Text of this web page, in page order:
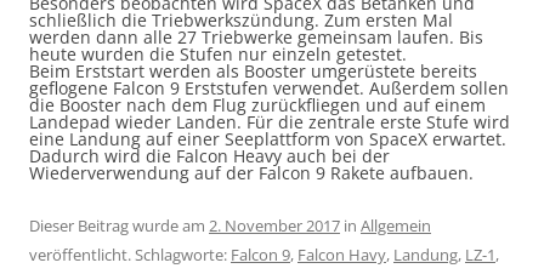
schließlich die Triebwerkszündung. Zum ersten Mal
werden dann alle 27 Triebwerke gemeinsam laufen. Bis
heute wurden die Stufen nur einzeln getestet.
Beim Erststart werden als Booster umgerüstete bereits
geflogene Falcon 9 Erststufen verwendet. Außerdem sollen
die Booster nach dem Flug zurückfliegen und auf einem
Landepad wieder Landen. Für die zentrale erste Stufe wird
eine Landung auf einer Seeplattform von SpaceX erwartet.
Dadurch wird die Falcon Heavy auch bei der
Wiederverwendung auf der Falcon 9 Rakete aufbauen.
Dieser Beitrag wurde am 2. November 2017 in Allgemein
veröffentlicht. Schlagworte: Falcon 9, Falcon Havy, Landung, LZ-1,